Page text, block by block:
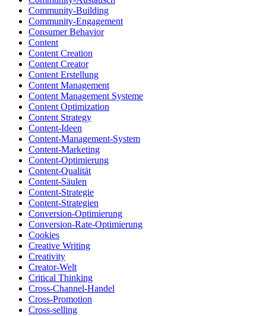
Community-Building
Community-Engagement
Consumer Behavior
Content
Content Creation
Content Creator
Content Erstellung
Content Management
Content Management Systeme
Content Optimization
Content Strategy
Content-Ideen
Content-Management-System
Content-Marketing
Content-Optimierung
Content-Qualität
Content-Säulen
Content-Strategie
Content-Strategien
Conversion-Optimierung
Conversion-Rate-Optimierung
Cookies
Creative Writing
Creativity
Creator-Welt
Critical Thinking
Cross-Channel-Handel
Cross-Promotion
Cross-selling